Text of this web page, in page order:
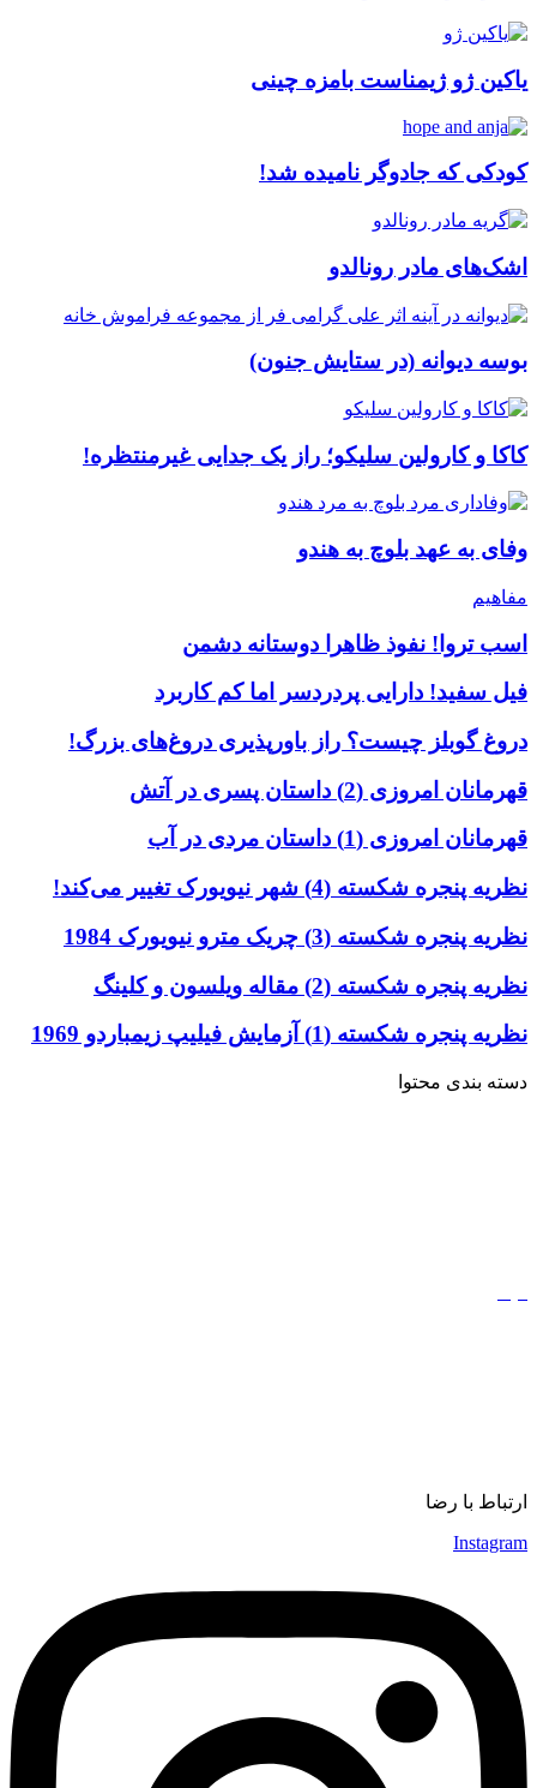
یاکین ژو ژیمناست بامزه چینی
کودکی که جادوگر نامیده شد!
اشک‌های مادر رونالدو
بوسه دیوانه (در ستایش جنون)
کاکا و کارولین سلیکو؛ راز یک جدایی غیرمنتظره!
وفای به عهد بلوچ به هندو
مفاهیم
اسب تروا! نفوذ ظاهرا دوستانه دشمن
فیل سفید! دارایی پردردسر اما کم کاربرد
دروغ گوبلز چیست؟ راز باورپذیری دروغ‌های بزرگ!
قهرمانان امروزی (2) داستان پسری در آتش
قهرمانان امروزی (1) داستان مردی در آب
نظریه پنجره شکسته (4) شهر نیویورک تغییر می‌کند!
نظریه پنجره شکسته (3) چریک مترو نیویورک 1984
نظریه پنجره شکسته (2) مقاله ویلسون و کلینگ
نظریه پنجره شکسته (1) آزمایش فیلیپ زیمباردو 1969
دسته بندی محتوا
ارتباط با رضا
Instagram